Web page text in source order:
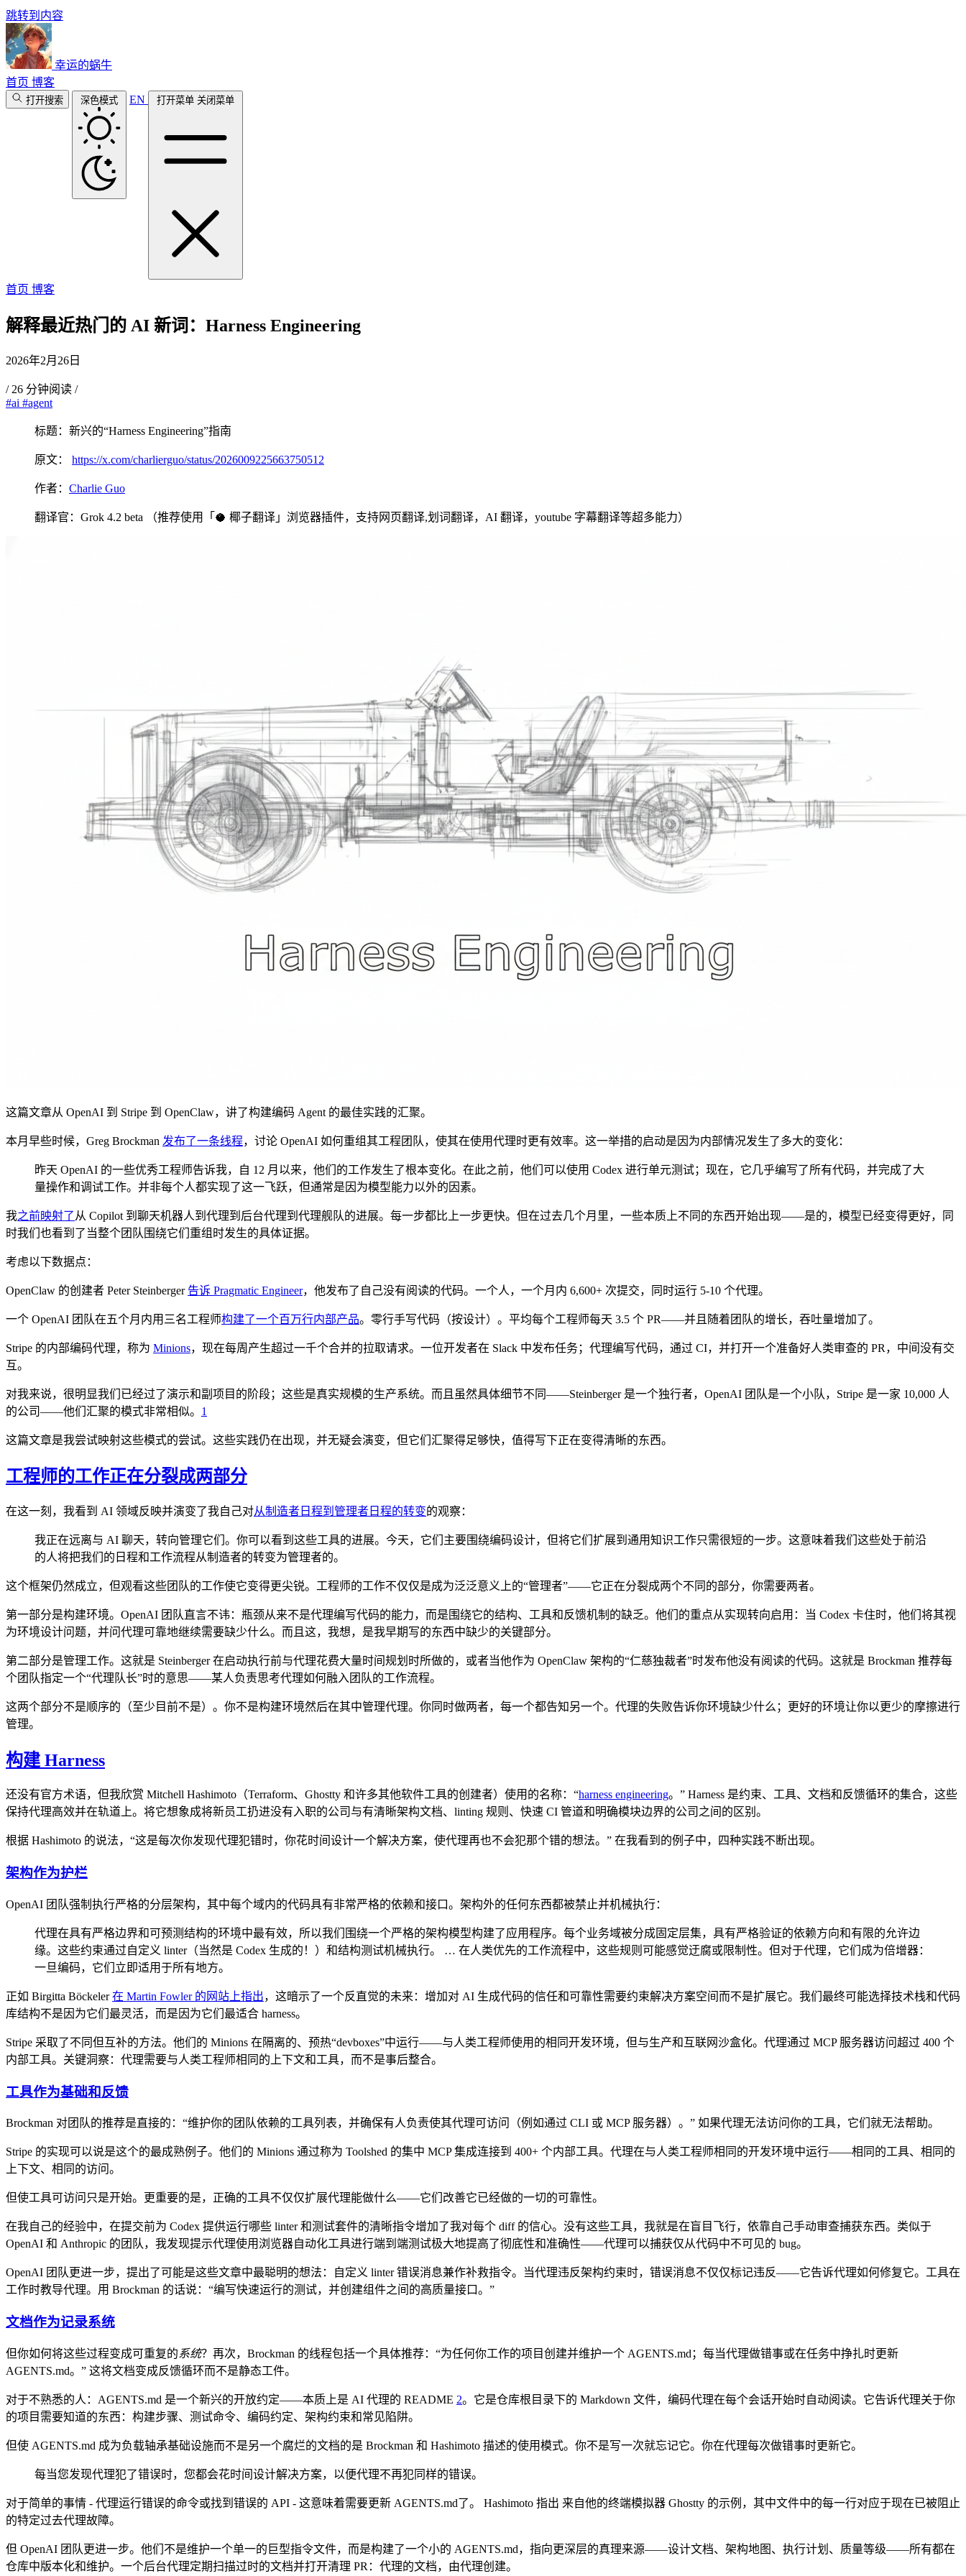
跳转到内容
幸运的蜗牛
首页 博客
打开搜索 深色模式 EN 打开菜单 关闭菜单
首页 博客
解释最近热门的 AI 新词：Harness Engineering
2026年2月26日
/ 26 分钟阅读 /
#ai #agent
标题：新兴的“Harness Engineering”指南
原文： https://x.com/charlierguo/status/2026009225663750512
作者： Charlie Guo
翻译官：Grok 4.2 beta （推荐使用「🥥 椰子翻译」浏览器插件，支持网页翻译,划词翻译，AI 翻译，youtube 字幕翻译等超多能力）
这篇文章从 OpenAI 到 Stripe 到 OpenClaw，讲了构建编码 Agent 的最佳实践的汇聚。
本月早些时候，Greg Brockman 发布了一条线程，讨论 OpenAI 如何重组其工程团队，使其在使用代理时更有效率。这一举措的启动是因为内部情况发生了多大的变化：
昨天 OpenAI 的一些优秀工程师告诉我，自 12 月以来，他们的工作发生了根本变化。在此之前，他们可以使用 Codex 进行单元测试；现在，它几乎编写了所有代码，并完成了大
量操作和调试工作。并非每个人都实现了这一飞跃，但通常是因为模型能力以外的因素。
我之前映射了 从 Copilot 到聊天机器人到代理到后台代理到代理舰队的进展。每一步都比上一步更快。但在过去几个月里，一些本质上不同的东西开始出现——是的，模型已经变得更好，同
时我们也看到了当整个团队围绕它们重组时发生的具体证据。
考虑以下数据点：
OpenClaw 的创建者 Peter Steinberger 告诉 Pragmatic Engineer，他发布了自己没有阅读的代码。一个人，一个月内 6,600+ 次提交，同时运行 5-10 个代理。
一个 OpenAI 团队在五个月内用三名工程师构建了一个百万行内部产品。零行手写代码（按设计）。平均每个工程师每天 3.5 个 PR——并且随着团队的增长，吞吐量增加了。
Stripe 的内部编码代理，称为 Minions，现在每周产生超过一千个合并的拉取请求。一位开发者在 Slack 中发布任务；代理编写代码，通过 CI，并打开一个准备好人类审查的 PR，中间没有交
互。
对我来说，很明显我们已经过了演示和副项目的阶段；这些是真实规模的生产系统。而且虽然具体细节不同——Steinberger 是一个独行者，OpenAI 团队是一个小队，Stripe 是一家 10,000 人
的公司——他们汇聚的模式非常相似。 1
这篇文章是我尝试映射这些模式的尝试。这些实践仍在出现，并无疑会演变，但它们汇聚得足够快，值得写下正在变得清晰的东西。
工程师的工作正在分裂成两部分
在这一刻，我看到 AI 领域反映并演变了我自己对从制造者日程到管理者日程的转变的观察：
我正在远离与 AI 聊天，转向管理它们。你可以看到这些工具的进展。今天，它们主要围绕编码设计，但将它们扩展到通用知识工作只需很短的一步。这意味着我们这些处于前沿
的人将把我们的日程和工作流程从制造者的转变为管理者的。
这个框架仍然成立，但观看这些团队的工作使它变得更尖锐。工程师的工作不仅仅是成为泛泛意义上的“管理者”——它正在分裂成两个不同的部分，你需要两者。
第一部分是构建环境。OpenAI 团队直言不讳：瓶颈从来不是代理编写代码的能力，而是围绕它的结构、工具和反馈机制的缺乏。他们的重点从实现转向启用：当 Codex 卡住时，他们将其视
为环境设计问题，并问代理可靠地继续需要缺少什么。而且这，我想，是我早期写的东西中缺少的关键部分。
第二部分是管理工作。这就是 Steinberger 在启动执行前与代理花费大量时间规划时所做的，或者当他作为 OpenClaw 架构的“仁慈独裁者”时发布他没有阅读的代码。这就是 Brockman 推荐每
个团队指定一个“代理队长”时的意思——某人负责思考代理如何融入团队的工作流程。
这两个部分不是顺序的（至少目前不是）。你不是构建环境然后在其中管理代理。你同时做两者，每一个都告知另一个。代理的失败告诉你环境缺少什么；更好的环境让你以更少的摩擦进行
管理。
构建 Harness
还没有官方术语，但我欣赏 Mitchell Hashimoto（Terraform、Ghostty 和许多其他软件工具的创建者）使用的名称：“harness engineering。” Harness 是约束、工具、文档和反馈循环的集合，这些
保持代理高效并在轨道上。将它想象成将新员工扔进没有入职的公司与有清晰架构文档、linting 规则、快速 CI 管道和明确模块边界的公司之间的区别。
根据 Hashimoto 的说法，“这是每次你发现代理犯错时，你花时间设计一个解决方案，使代理再也不会犯那个错的想法。” 在我看到的例子中，四种实践不断出现。
架构作为护栏
OpenAI 团队强制执行严格的分层架构，其中每个域内的代码具有非常严格的依赖和接口。架构外的任何东西都被禁止并机械执行：
代理在具有严格边界和可预测结构的环境中最有效⁠，所以我们围绕一个严格的架构模型构建了应用程序。每个业务域被分成固定层集，具有严格验证的依赖方向和有限的允许边
缘。这些约束通过自定义 linter（当然是 Codex 生成的！）和结构测试机械执行。 … 在人类优先的工作流程中，这些规则可能感觉迂腐或限制性。但对于代理，它们成为倍增器：
一旦编码，它们立即适用于所有地方。
正如 Birgitta Böckeler在 Martin Fowler 的网站上指出，这暗示了一个反直觉的未来：增加对 AI 生成代码的信任和可靠性需要约束解决方案空间而不是扩展它。我们最终可能选择技术栈和代码
库结构不是因为它们最灵活，而是因为它们最适合 harness。
Stripe 采取了不同但互补的方法。他们的 Minions 在隔离的、预热“devboxes”中运行——与人类工程师使用的相同开发环境，但与生产和互联网沙盒化。代理通过 MCP 服务器访问超过 400 个
内部工具。关键洞察：代理需要与人类工程师相同的上下文和工具，而不是事后整合。
工具作为基础和反馈
Brockman 对团队的推荐是直接的：“维护你的团队依赖的工具列表，并确保有人负责使其代理可访问（例如通过 CLI 或 MCP 服务器）。” 如果代理无法访问你的工具，它们就无法帮助。
Stripe 的实现可以说是这个的最成熟例子。他们的 Minions 通过称为 Toolshed 的集中 MCP 集成连接到 400+ 个内部工具。代理在与人类工程师相同的开发环境中运行——相同的工具、相同的
上下文、相同的访问。
但使工具可访问只是开始。更重要的是，正确的工具不仅仅扩展代理能做什么——它们改善它已经做的一切的可靠性。
在我自己的经验中，在提交前为 Codex 提供运行哪些 linter 和测试套件的清晰指令增加了我对每个 diff 的信心。没有这些工具，我就是在盲目飞行，依靠自己手动审查捕获东西。类似于
OpenAI 和 Anthropic 的团队，我发现提示代理使用浏览器自动化工具进行端到端测试极大地提高了彻底性和准确性——代理可以捕获仅从代码中不可见的 bug。
OpenAI 团队更进一步，提出了可能是这些文章中最聪明的想法：自定义 linter 错误消息兼作补救指令。当代理违反架构约束时，错误消息不仅仅标记违反——它告诉代理如何修复它。工具在
工作时教导代理。用 Brockman 的话说：“编写快速运行的测试，并创建组件之间的高质量接口。”
文档作为记录系统
但你如何将这些过程变成可重复的系统？再次，Brockman 的线程包括一个具体推荐：“为任何你工作的项目创建并维护一个 AGENTS.md；每当代理做错事或在任务中挣扎时更新
AGENTS.md。” 这将文档变成反馈循环而不是静态工件。
对于不熟悉的人：AGENTS.md 是一个新兴的开放约定——本质上是 AI 代理的 README 2。它是仓库根目录下的 Markdown 文件，编码代理在每个会话开始时自动阅读。它告诉代理关于你
的项目需要知道的东西：构建步骤、测试命令、编码约定、架构约束和常见陷阱。
但使 AGENTS.md 成为负载轴承基础设施而不是另一个腐烂的文档的是 Brockman 和 Hashimoto 描述的使用模式。你不是写一次就忘记它。你在代理每次做错事时更新它。
每当您发现代理犯了错误时，您都会花时间设计解决方案，以便代理不再犯同样的错误。
对于简单的事情 - 代理运行错误的命令或找到错误的 API - 这意味着需要更新 AGENTS.md了。 Hashimoto 指出 来自他的终端模拟器 Ghostty 的示例，其中文件中的每一行对应于现在已被阻止
的特定过去代理故障。
但 OpenAI 团队更进一步。他们不是维护一个单一的巨型指令文件，而是构建了一个小的 AGENTS.md，指向更深层的真理来源——设计文档、架构地图、执行计划、质量等级——所有都在
仓库中版本化和维护。一个后台代理定期扫描过时的文档并打开清理 PR：代理的文档，由代理创建。